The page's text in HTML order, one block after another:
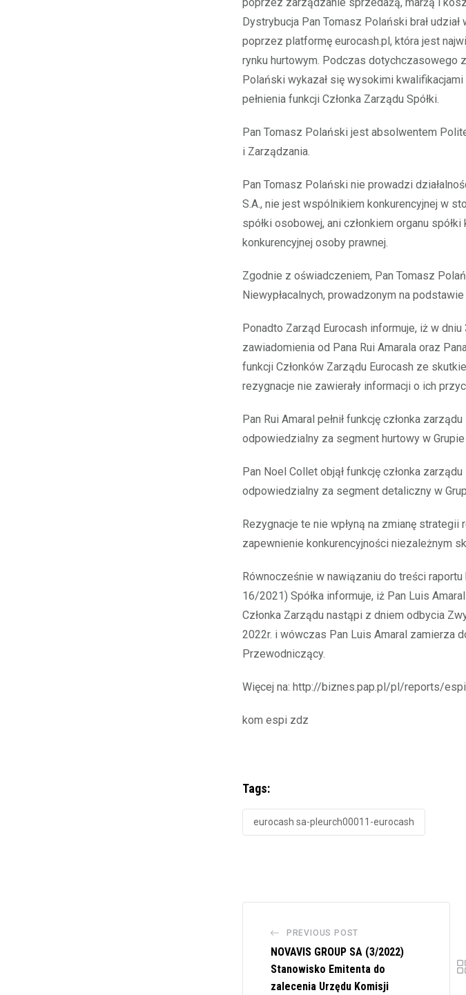
Dystrybucja Pan Tomasz Polański brał
poprzez platformę eurocash.pl, która jest
rynku hurtowym. Podczas dotychczasowego
Polański wykazał się wysokimi
pełnienia funkcji Członka Zarządu Spółki.
Pan Tomasz Polański jest absolwentem
i Zarządzania.
Pan Tomasz Polański nie prowadzi
S.A., nie jest wspólnikiem konkurencyjnej w
spółki osobowej, ani członkiem organu
konkurencyjnej osoby prawnej.
Zgodnie z oświadczeniem, Pan Tomasz
Niewypłacalnych, prowadzonym na
Ponadto Zarząd Eurocash informuje, iż w dniu
zawiadomienia od Pana Rui Amarala oraz
funkcji Członków Zarządu Eurocash ze
rezygnacje nie zawierały informacji o ich
Pan Rui Amaral pełnił funkcję członka
odpowiedzialny za segment hurtowy w Grupie
Pan Noel Collet objął funkcję członka
odpowiedzialny za segment detaliczny w
Rezygnacje te nie wpłyną na zmianę
zapewnienie konkurencyjności niezależnym
Równocześnie w nawiązaniu do treści
16/2021) Spółka informuje, iż Pan Luis
Członka Zarządu nastąpi z dniem odbycia
2022r. i wówczas Pan Luis Amaral zamierza
Przewodniczący.
Więcej na: http://biznes.pap.pl/pl/reports/
kom espi zdz
Tags:
eurocash sa-pleurch00011-eurocash
PREVIOUS POST
NOVAVIS GROUP SA (3/2022)
Stanowisko Emitenta do
zalecenia Urzędu Komisji